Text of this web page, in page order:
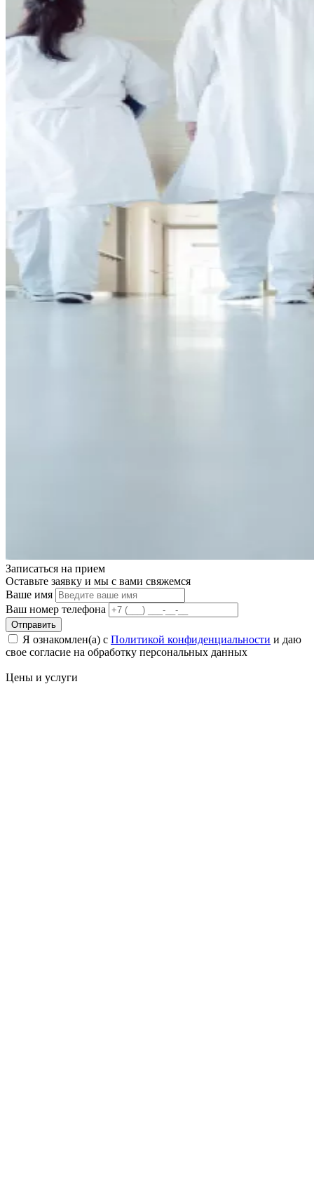
Записаться на прием
Оставьте заявку и мы с вами свяжемся
Ваше имя
Ваш номер телефона
Отправить
Я ознакомлен(а) с Политикой конфиденциальности и даю
свое cогласие на обработку персональных данных
Цены и услуги